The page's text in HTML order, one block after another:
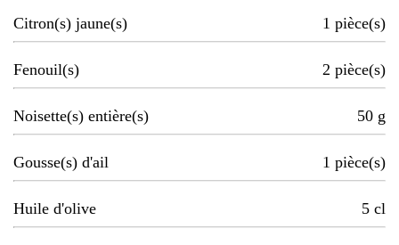
Citron(s) jaune(s) 1 pièce(s)
Fenouil(s) 2 pièce(s)
Noisette(s) entière(s) 50 g
Gousse(s) d'ail 1 pièce(s)
Huile d'olive 5 cl